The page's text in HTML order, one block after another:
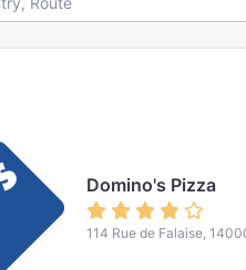
Domino's Pizza
114 Rue de Falaise,